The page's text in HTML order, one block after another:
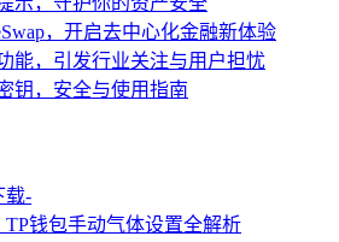
，开启去中心化金融新体验
能，引发行业关注与用户担忧
钥，安全与使用指南
载-
钱包手动气体设置全解析